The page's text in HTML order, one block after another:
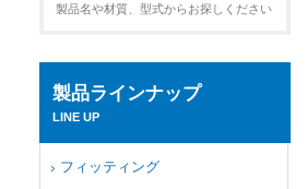
製品名や材質、型式からお探しください
製品ラインナップ
LINE UP
フィッティング